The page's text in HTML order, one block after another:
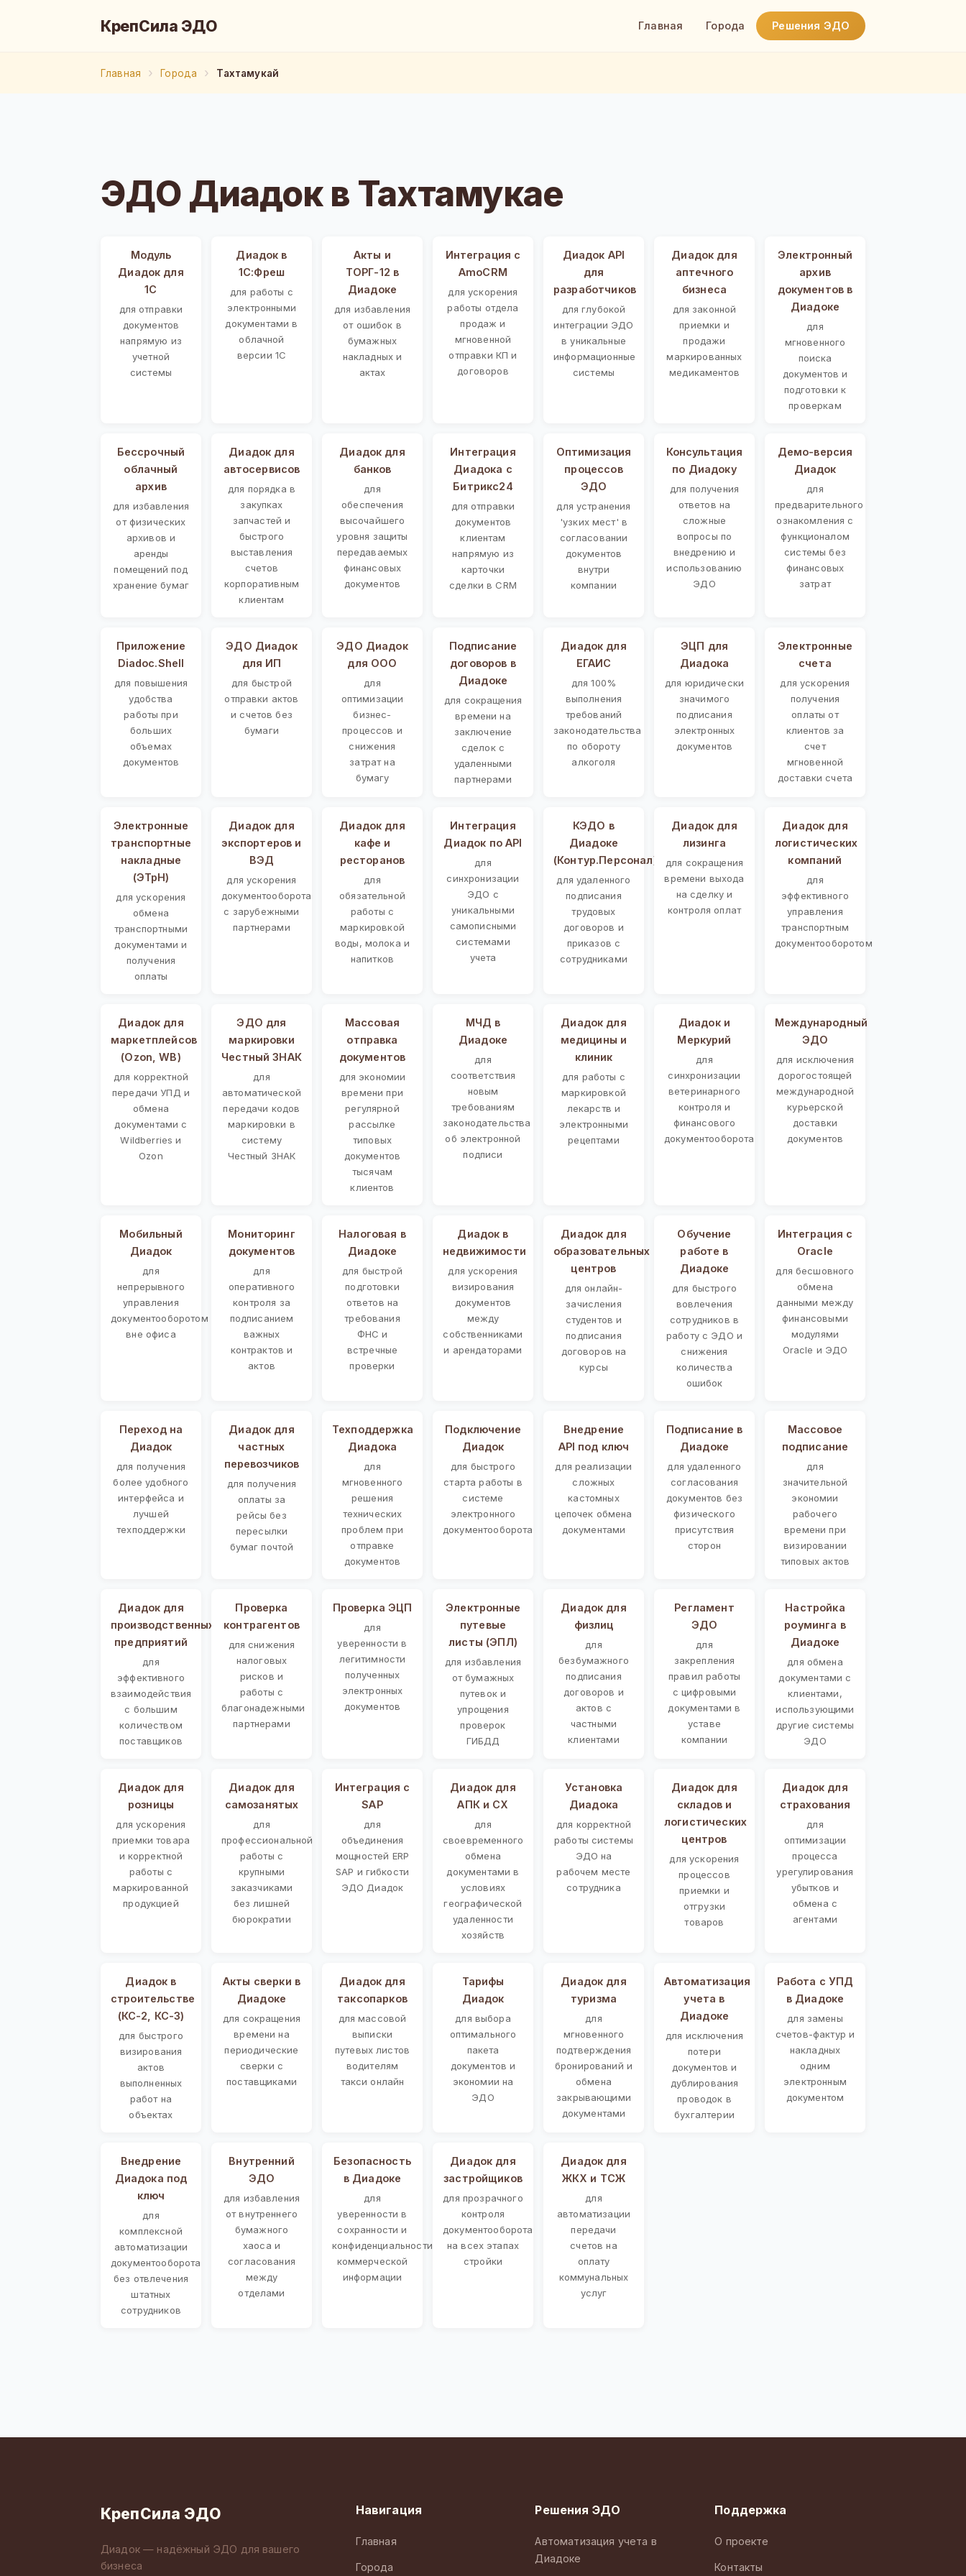
КрепСила ЭДО Главная Города Решения ЭДО
Главная Города Тахтамукай
ЭДО Диадок в Тахтамукае
Модуль
Диадок для
1С
для отправки
документов
напрямую из
учетной
системы
Диадок в
1С:Фреш
для работы с
электронными
документами в
облачной
версии 1С
Акты и
ТОРГ-12 в
Диадоке
для избавления
от ошибок в
бумажных
накладных и
актах
Интеграция с
AmoCRM
для ускорения
работы отдела
продаж и
мгновенной
отправки КП и
договоров
Диадок API
для
разработчиков
для глубокой
интеграции ЭДО
в уникальные
информационные
системы
Диадок для
аптечного
бизнеса
для законной
приемки и
продажи
маркированных
медикаментов
Электронный
архив
документов в
Диадоке
для
мгновенного
поиска
документов и
подготовки к
проверкам
Бессрочный
облачный
архив
для избавления
от физических
архивов и
аренды
помещений под
хранение бумаг
Диадок для
автосервисов
для порядка в
закупках
запчастей и
быстрого
выставления
счетов
корпоративным
клиентам
Диадок для
банков
для
обеспечения
высочайшего
уровня защиты
передаваемых
финансовых
документов
Интеграция
Диадока с
Битрикс24
для отправки
документов
клиентам
напрямую из
карточки
сделки в CRM
Оптимизация
процессов
ЭДО
для устранения
'узких мест' в
согласовании
документов
внутри
компании
Консультация
по Диадоку
для получения
ответов на
сложные
вопросы по
внедрению и
использованию
ЭДО
Демо-версия
Диадок
для
предварительного
ознакомления с
функционалом
системы без
финансовых
затрат
Приложение
Diadoc.Shell
для повышения
удобства
работы при
больших
объемах
документов
ЭДО Диадок
для ИП
для быстрой
отправки актов
и счетов без
бумаги
ЭДО Диадок
для ООО
для
оптимизации
бизнес-
процессов и
снижения
затрат на
бумагу
Подписание
договоров в
Диадоке
для сокращения
времени на
заключение
сделок с
удаленными
партнерами
Диадок для
ЕГАИС
для 100%
выполнения
требований
законодательства
по обороту
алкоголя
ЭЦП для
Диадока
для юридически
значимого
подписания
электронных
документов
Электронные
счета
для ускорения
получения
оплаты от
клиентов за
счет
мгновенной
доставки счета
Электронные
транспортные
накладные
(ЭТрН)
для ускорения
обмена
транспортными
документами и
получения
оплаты
Диадок для
экспортеров и
ВЭД
для ускорения
документооборота
с зарубежными
партнерами
Диадок для
кафе и
ресторанов
для
обязательной
работы с
маркировкой
воды, молока и
напитков
Интеграция
Диадок по API
для
синхронизации
ЭДО с
уникальными
самописными
системами
учета
КЭДО в
Диадоке
(Контур.Персонал)
для удаленного
подписания
трудовых
договоров и
приказов с
сотрудниками
Диадок для
лизинга
для сокращения
времени выхода
на сделку и
контроля оплат
Диадок для
логистических
компаний
для
эффективного
управления
транспортным
документооборотом
Диадок для
маркетплейсов
(Ozon, WB)
для корректной
передачи УПД и
обмена
документами с
Wildberries и
Ozon
ЭДО для
маркировки
Честный ЗНАК
для
автоматической
передачи кодов
маркировки в
систему
Честный ЗНАК
Массовая
отправка
документов
для экономии
времени при
регулярной
рассылке
типовых
документов
тысячам
клиентов
МЧД в
Диадоке
для
соответствия
новым
требованиям
законодательства
об электронной
подписи
Диадок для
медицины и
клиник
для работы с
маркировкой
лекарств и
электронными
рецептами
Диадок и
Меркурий
для
синхронизации
ветеринарного
контроля и
финансового
документооборота
Международный
ЭДО
для исключения
дорогостоящей
международной
курьерской
доставки
документов
Мобильный
Диадок
для
непрерывного
управления
документооборотом
вне офиса
Мониторинг
документов
для
оперативного
контроля за
подписанием
важных
контрактов и
актов
Налоговая в
Диадоке
для быстрой
подготовки
ответов на
требования
ФНС и
встречные
проверки
Диадок в
недвижимости
для ускорения
визирования
документов
между
собственниками
и арендаторами
Диадок для
образовательных
центров
для онлайн-
зачисления
студентов и
подписания
договоров на
курсы
Обучение
работе в
Диадоке
для быстрого
вовлечения
сотрудников в
работу с ЭДО и
снижения
количества
ошибок
Интеграция с
Oracle
для бесшовного
обмена
данными между
финансовыми
модулями
Oracle и ЭДО
Переход на
Диадок
для получения
более удобного
интерфейса и
лучшей
техподдержки
Диадок для
частных
перевозчиков
для получения
оплаты за
рейсы без
пересылки
бумаг почтой
Техподдержка
Диадока
для
мгновенного
решения
технических
проблем при
отправке
документов
Подключение
Диадок
для быстрого
старта работы в
системе
электронного
документооборота
Внедрение
API под ключ
для реализации
сложных
кастомных
цепочек обмена
документами
Подписание в
Диадоке
для удаленного
согласования
документов без
физического
присутствия
сторон
Массовое
подписание
для
значительной
экономии
рабочего
времени при
визировании
типовых актов
Диадок для
производственных
предприятий
для
эффективного
взаимодействия
с большим
количеством
поставщиков
Проверка
контрагентов
для снижения
налоговых
рисков и
работы с
благонадежными
партнерами
Проверка ЭЦП
для
уверенности в
легитимности
полученных
электронных
документов
Электронные
путевые
листы (ЭПЛ)
для избавления
от бумажных
путевок и
упрощения
проверок
ГИБДД
Диадок для
физлиц
для
безбумажного
подписания
договоров и
актов с
частными
клиентами
Регламент
ЭДО
для
закрепления
правил работы
с цифровыми
документами в
уставе
компании
Настройка
роуминга в
Диадоке
для обмена
документами с
клиентами,
использующими
другие системы
ЭДО
Диадок для
розницы
для ускорения
приемки товара
и корректной
работы с
маркированной
продукцией
Диадок для
самозанятых
для
профессиональной
работы с
крупными
заказчиками
без лишней
бюрократии
Интеграция с
SAP
для
объединения
мощностей ERP
SAP и гибкости
ЭДО Диадок
Диадок для
АПК и СХ
для
своевременного
обмена
документами в
условиях
географической
удаленности
хозяйств
Установка
Диадока
для корректной
работы системы
ЭДО на
рабочем месте
сотрудника
Диадок для
складов и
логистических
центров
для ускорения
процессов
приемки и
отгрузки
товаров
Диадок для
страхования
для
оптимизации
процесса
урегулирования
убытков и
обмена с
агентами
Диадок в
строительстве
(КС-2, КС-3)
для быстрого
визирования
актов
выполненных
работ на
объектах
Акты сверки в
Диадоке
для сокращения
времени на
периодические
сверки с
поставщиками
Диадок для
таксопарков
для массовой
выписки
путевых листов
водителям
такси онлайн
Тарифы
Диадок
для выбора
оптимального
пакета
документов и
экономии на
ЭДО
Диадок для
туризма
для
мгновенного
подтверждения
бронирований и
обмена
закрывающими
документами
Автоматизация
учета в
Диадоке
для исключения
потери
документов и
дублирования
проводок в
бухгалтерии
Работа с УПД
в Диадоке
для замены
счетов-фактур и
накладных
одним
электронным
документом
Внедрение
Диадока под
ключ
для
комплексной
автоматизации
документооборота
без отвлечения
штатных
сотрудников
Внутренний
ЭДО
для избавления
от внутреннего
бумажного
хаоса и
согласования
между
отделами
Безопасность
в Диадоке
для
уверенности в
сохранности и
конфиденциальности
коммерческой
информации
Диадок для
застройщиков
для прозрачного
контроля
документооборота
на всех этапах
стройки
Диадок для
ЖКХ и ТСЖ
для
автоматизации
передачи
счетов на
оплату
коммунальных
услуг
КрепСила ЭДО
Диадок — надёжный ЭДО для вашего
бизнеса
Навигация
Главная
Города
Решения ЭДО
Автоматизация учета в
Диадоке
Поддержка
О проекте
Контакты